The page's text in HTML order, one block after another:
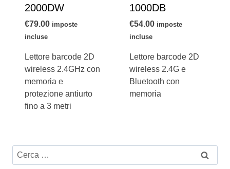
2000DW
€79.00 imposte
incluse
Lettore barcode 2D
wireless 2.4GHz con
memoria e
protezione antiurto
fino a 3 metri
1000DB
€54.00 imposte
incluse
Lettore barcode 2D
wireless 2.4G e
Bluetooth con
memoria
Ricerca
per: